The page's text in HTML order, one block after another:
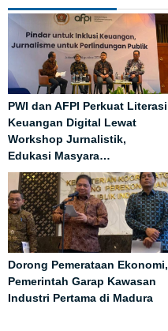
PWI dan AFPI Perkuat Literasi
Keuangan Digital Lewat
Workshop Jurnalistik,
Edukasi Masyara…
Dorong Pemerataan Ekonomi,
Pemerintah Garap Kawasan
Industri Pertama di Madura